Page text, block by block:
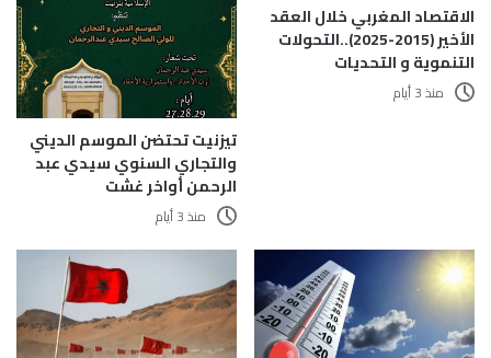
الاقتصاد المغربي خلال العقد
الأخير (2015-2025)..التحولات
التنموية و التحديات
منذ 3 أيام
تيزنيت تحتضن الموسم الديني
والتجاري السنوي سيدي عبد
الرحمن أواخر غشت
منذ 3 أيام